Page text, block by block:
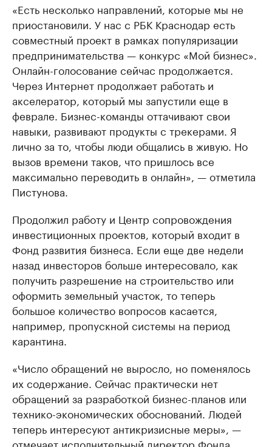
«Есть несколько направлений, которые мы не
приостановили. У нас с РБК Краснодар есть
совместный проект в рамках популяризации
предпринимательства — конкурс «Мой бизнес».
Онлайн-голосование сейчас продолжается.
Через Интернет продолжает работать и
акселератор, который мы запустили еще в
феврале. Бизнес-команды оттачивают свои
навыки, развивают продукты с трекерами. Я
лично за то, чтобы люди общались в живую. Но
вызов времени таков, что пришлось все
максимально переводить в онлайн», — отметила
Пистунова.
Продолжил работу и Центр сопровождения
инвестиционных проектов, который входит в
Фонд развития бизнеса. Если еще две недели
назад инвесторов больше интересовало, как
получить разрешение на строительство или
оформить земельный участок, то теперь
большое количество вопросов касается,
например, пропускной системы на период
карантина.
«Число обращений не выросло, но поменялось
их содержание. Сейчас практически нет
обращений за разработкой бизнес-планов или
технико-экономических обоснований. Людей
теперь интересуют антикризисные меры», —
отмечает исполнительный директор Фонда